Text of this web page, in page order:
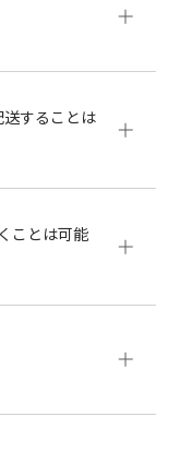
することは
ことは可能